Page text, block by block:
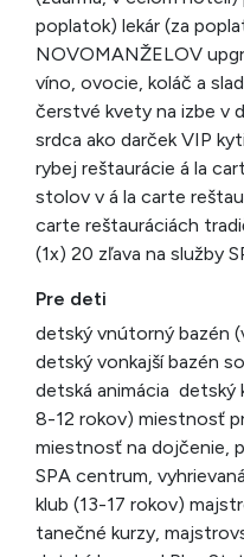
poplatok) lekár (za
NOVOMANŽELOV
víno, ovocie, koláč a
čerstvé kvety na izbe v
srdca ako darček VIP
rybej reštaurácie á la
stolov v á la carte
carte reštauráciách
(1x) 20 zľava na služby
Pre deti
detský vnútorný bazén
detský vonkajší bazén
detská animácia
8-12 rokov) miestnosť
miestnosť na dojčenie,
SPA centrum,
klub (13-17 rokov)
tanečné kurzy,